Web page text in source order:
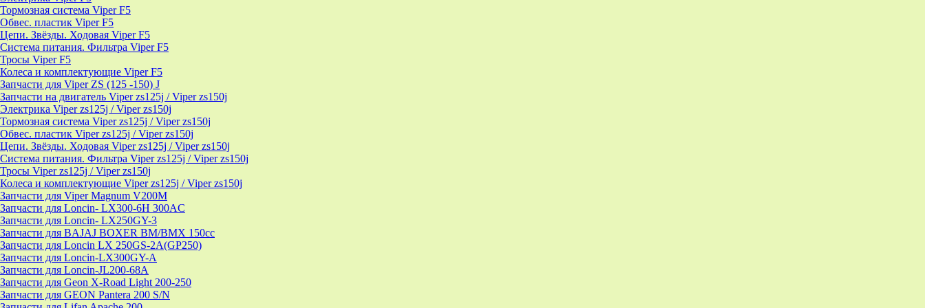
Тормозная система Viper F5
Обвес. пластик Viper F5
Цепи. Звёзды. Ходовая Viper F5
Система питания. Фильтра Viper F5
Тросы Viper F5
Колеса и комплектующие Viper F5
Запчасти для Viper ZS (125 -150) J
Запчасти на двигатель Viper zs125j / Viper zs150j
Электрика Viper zs125j / Viper zs150j
Тормозная система Viper zs125j / Viper zs150j
Обвес. пластик Viper zs125j / Viper zs150j
Цепи. Звёзды. Ходовая Viper zs125j / Viper zs150j
Система питания. Фильтра Viper zs125j / Viper zs150j
Тросы Viper zs125j / Viper zs150j
Колеса и комплектующие Viper zs125j / Viper zs150j
Запчасти для Viper Magnum V200M
Запчасти для Loncin- LX300-6H 300AC
Запчасти для Loncin- LX250GY-3
Запчасти для BAJAJ BOXER BM/ВМX 150cc
Запчасти для Loncin LX 250GS-2A(GP250)
Запчасти для Loncin-LX300GY-A
Запчасти для Loncin-JL200-68A
Запчасти для Geon X-Road Light 200-250
Запчасти для GEON Pantera 200 S/N